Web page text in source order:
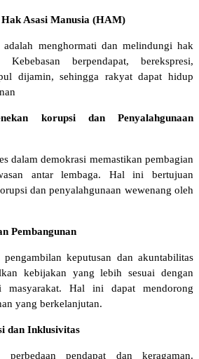
Asasi Manusia (HAM)
adalah menghormati dan melindungi hak
berpendapat, berekspresi,
dijamin, sehingga rakyat dapat hidup
korupsi dan Penyalahgunaan
dalam demokrasi memastikan pembagian
antar lembaga. Hal ini bertujuan
dan penyalahgunaan wewenang oleh
Pembangunan
keputusan dan akuntabilitas
kebijakan yang lebih sesuai dengan
masyarakat. Hal ini dapat mendorong
yang berkelanjutan.
dan Inklusivitas
perbedaan pendapat dan keragaman.